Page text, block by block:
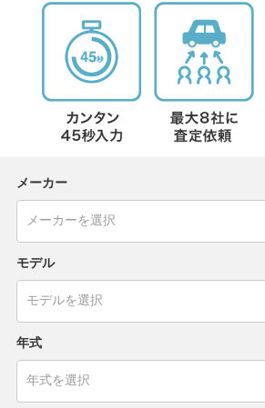
メーカー
モデル
年式